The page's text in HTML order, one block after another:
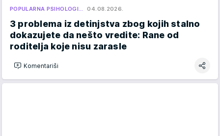
POPULARNA PSIHOLOGI… 04.08.2026.
3 problema iz detinjstva zbog kojih stalno
dokazujete da nešto vredite: Rane od
roditelja koje nisu zarasle
Komentariši